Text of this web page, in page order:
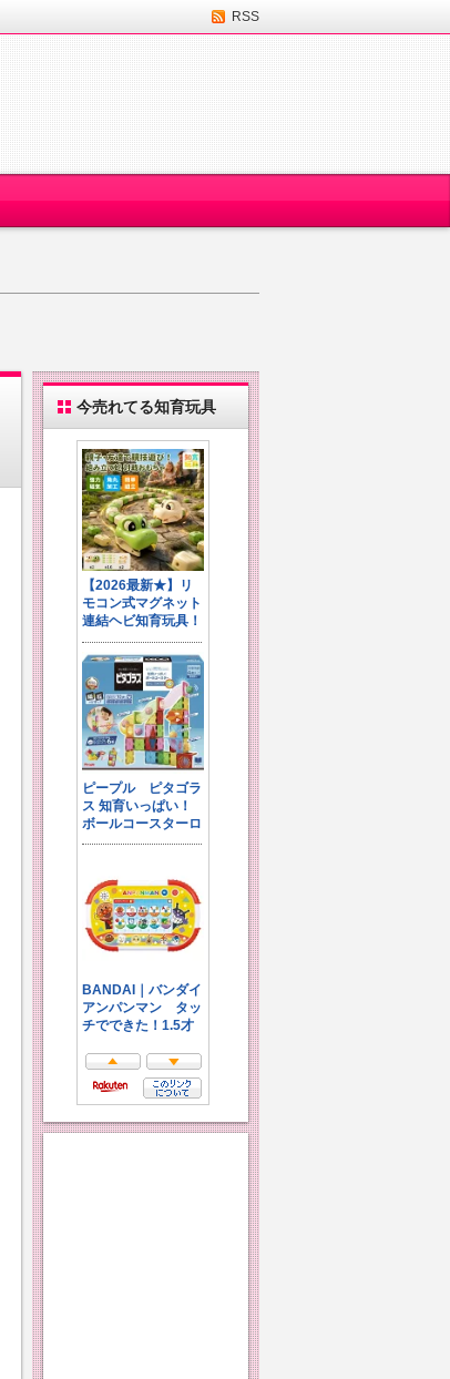
RSS
今売れてる知育玩具